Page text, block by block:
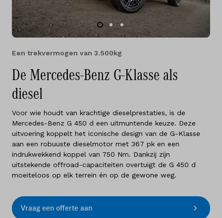
Een trekvermogen van 3.500kg
De Mercedes-Benz G-Klasse als
diesel
Voor wie houdt van krachtige dieselprestaties, is de
Mercedes-Benz G 450 d een uitmuntende keuze. Deze
uitvoering koppelt het iconische design van de G-Klasse
aan een robuuste dieselmotor met 367 pk en een
indrukwekkend koppel van 750 Nm. Dankzij zijn
uitstekende offroad-capaciteiten overtuigt de G 450 d
moeiteloos op elk terrein én op de gewone weg.
Vraag een offerte aan